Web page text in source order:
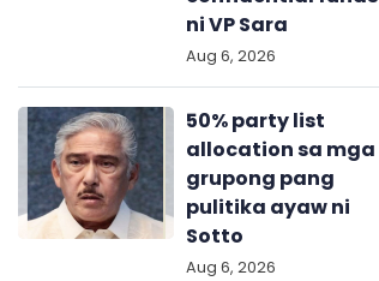
ni VP Sara
Aug 6, 2026
50% party list
allocation sa mga
grupong pang
pulitika ayaw ni
Sotto
Aug 6, 2026